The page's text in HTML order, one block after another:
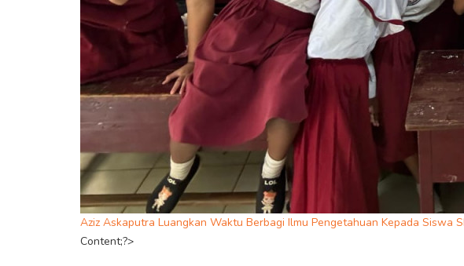
Aziz Askaputra Luangkan Waktu Berbagi Ilmu Pengetahuan Kepada Siswa
Content;?>